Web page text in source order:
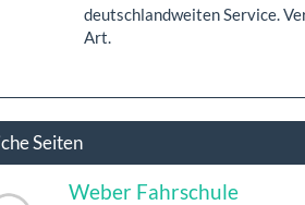
deutschlandweiten Service.
Art.
Seiten
Weber Fahrschule